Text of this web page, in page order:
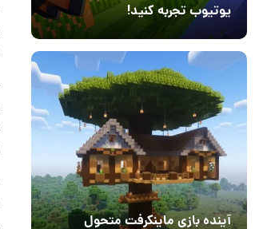
یوتیوب تجربه کنید!
41
آینده بازی ماینکرفت متحول